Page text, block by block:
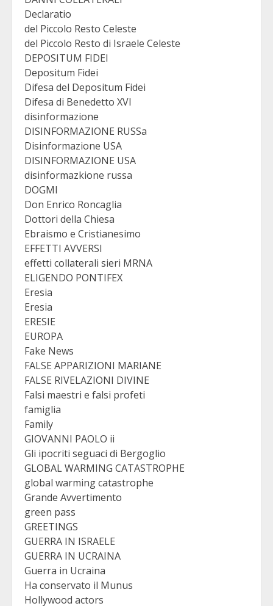
Declaratio
del Piccolo Resto Celeste
del Piccolo Resto di Israele Celeste
DEPOSITUM FIDEI
Depositum Fidei
Difesa del Depositum Fidei
Difesa di Benedetto XVI
disinformazione
DISINFORMAZIONE RUSSa
Disinformazione USA
DISINFORMAZIONE USA
disinformazkione russa
DOGMI
Don Enrico Roncaglia
Dottori della Chiesa
Ebraismo e Cristianesimo
EFFETTI AVVERSI
effetti collaterali sieri MRNA
ELIGENDO PONTIFEX
Eresia
Eresia
ERESIE
EUROPA
Fake News
FALSE APPARIZIONI MARIANE
FALSE RIVELAZIONI DIVINE
Falsi maestri e falsi profeti
famiglia
Family
GIOVANNI PAOLO ii
Gli ipocriti seguaci di Bergoglio
GLOBAL WARMING CATASTROPHE
global warming catastrophe
Grande Avvertimento
green pass
GREETINGS
GUERRA IN ISRAELE
GUERRA IN UCRAINA
Guerra in Ucraina
Ha conservato il Munus
Hollywood actors